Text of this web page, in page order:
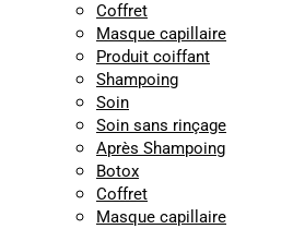
Coffret
Masque capillaire
Produit coiffant
Shampoing
Soin
Soin sans rinçage
Après Shampoing
Botox
Coffret
Masque capillaire